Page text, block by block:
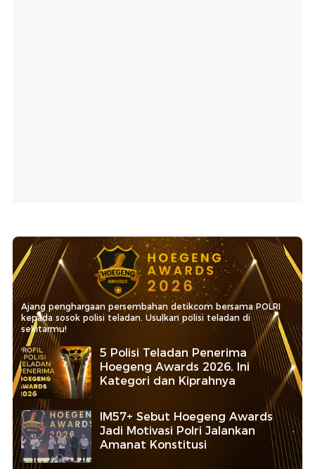
Ajang penghargaan persembahan detikcom bersama POLRI
kepada sosok polisi teladan. Usulkan polisi teladan di
sekitarmu!
5 Polisi Teladan Penerima
Hoegeng Awards 2026, Ini
Kategori dan Kiprahnya
IM57+ Sebut Hoegeng Awards
Jadi Motivasi Polri Jalankan
Amanat Konstitusi